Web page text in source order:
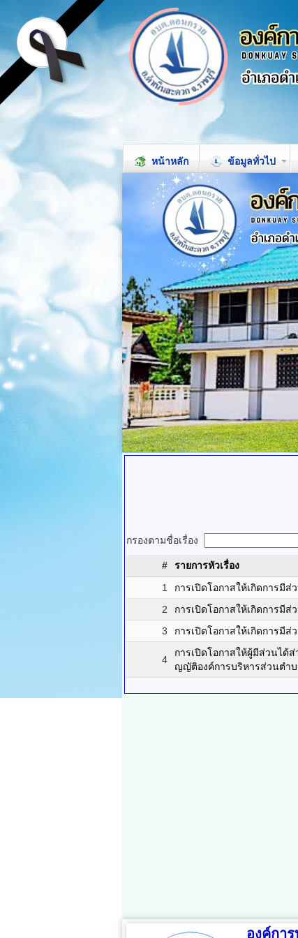
หน้าหลัก ข้อมูลทั่วไป
กรองตามชื่อเรื่อง
# รายการหัวเรื่อง
1
การเปิดโอกาสให้เกิดการมี
2
การเปิดโอกาสให้เกิดการมี
3
การเปิดโอกาสให้เกิดการมีส่
4
การเปิดโอกาสให้ผู้มีส่วนได้
ญญัติองค์การบริหารส่วนตำบ
องค์กา